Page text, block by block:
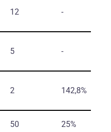
12 -
5 -
2 142,8%
50 25%